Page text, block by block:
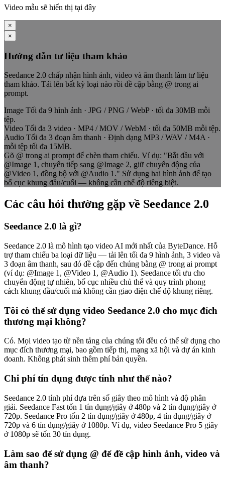
Video mẫu sẽ hiển thị tại đây
×
×
Hướng dẫn tư liệu tham khảo
Seedance 2.0 chấp nhận hình ảnh, video và âm thanh làm tư liệu
tham khảo. Tải lên bất kỳ loại nào rồi đề cập bằng @ trong ai
prompt.
Image Tối đa 9 hình ảnh · JPG / PNG / WebP · tối đa 30MB mỗi
tệp.
Video Tối đa 3 video · MP4 / MOV / WebM · tối đa 50MB mỗi tệp.
Audio Tối đa 3 đoạn âm thanh · Định dạng MP3 / WAV / M4A ·
mỗi tệp tối đa 15MB.
Gõ @ trong ai prompt để chèn tham chiếu. Ví dụ: "Bắt đầu với
@Image 1, chuyển tiếp sang @Image 2, giữ chuyển động của
@Video 1, đồng bộ với @Audio 1." Sử dụng hai hình ảnh để tạo
bố cục khung đầu/cuối — không cần chế độ riêng biệt.
Các câu hỏi thường gặp về Seedance 2.0
Seedance 2.0 là gì?
Seedance 2.0 là mô hình tạo video AI mới nhất của ByteDance. Hỗ
trợ tham chiếu ba loại dữ liệu — tải lên tối đa 9 hình ảnh, 3 video và
3 đoạn âm thanh, sau đó đề cập đến chúng bằng @ trong ai prompt
(ví dụ: @Image 1, @Video 1, @Audio 1). Seedance tối ưu cho
chuyển động tự nhiên, bố cục nhiều chủ thể và quy trình phong
cách khung đầu/cuối mà không cần giao diện chế độ khung riêng.
Tôi có thể sử dụng video Seedance 2.0 cho mục đích
thương mại không?
Có. Mọi video tạo từ nền tảng của chúng tôi đều có thể sử dụng cho
mục đích thương mại, bao gồm tiếp thị, mạng xã hội và dự án kinh
doanh. Không phát sinh thêm phí bản quyền.
Chi phí tín dụng được tính như thế nào?
Seedance 2.0 tính phí dựa trên số giây theo mô hình và độ phân
giải. Seedance Fast tốn 1 tín dụng/giây ở 480p và 2 tín dụng/giây ở
720p. Seedance Pro tốn 2 tín dụng/giây ở 480p, 4 tín dụng/giây ở
720p và 6 tín dụng/giây ở 1080p. Ví dụ, video Seedance Pro 5 giây
ở 1080p sẽ tốn 30 tín dụng.
Làm sao để sử dụng @ để đề cập hình ảnh, video và
âm thanh?